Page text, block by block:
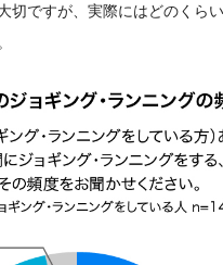
切ですが、実際にはどのくら